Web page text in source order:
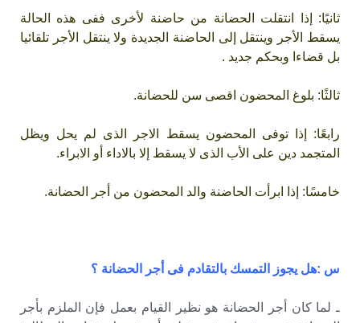
ثانيًا: إذا انتقلت الحضانة من حاضنة لأخرى ففى هذه الحالة
يسقط الأجر وينتقل إلى الحاضنة الجديدة ولا ينتقل الأجر تلقائيا
بل قضاءا وبحكم جديد .
ثالثًا: بلوغ المحضون اقصى سن للحضانة.
رابعًا: إذا توفى المحضون يسقط الاجر الذى لم يحل ويظل
المتجمد دين على الأب الذى لا يسقط إلا بالاداء أو الابراء.
خامسًا: إذا ابرأت الحاضنة والد المحضون من أجر الحضانة.
س :هل يجوز التمسك بالتقادم فى أجر الحضانة ؟
ـ لما كان أجر الحضانة هو نظير القيام بعمل فإن الملزم بأجر